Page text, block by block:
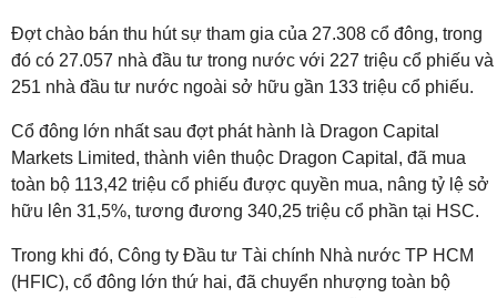
Đợt chào bán thu hút sự tham gia của 27.308 cổ đông, trong
đó có 27.057 nhà đầu tư trong nước với 227 triệu cổ phiếu và
251 nhà đầu tư nước ngoài sở hữu gần 133 triệu cổ phiếu.
Cổ đông lớn nhất sau đợt phát hành là Dragon Capital
Markets Limited, thành viên thuộc Dragon Capital, đã mua
toàn bộ 113,42 triệu cổ phiếu được quyền mua, nâng tỷ lệ sở
hữu lên 31,5%, tương đương 340,25 triệu cổ phần tại HSC.
Trong khi đó, Công ty Đầu tư Tài chính Nhà nước TP HCM
(HFIC), cổ đông lớn thứ hai, đã chuyển nhượng toàn bộ